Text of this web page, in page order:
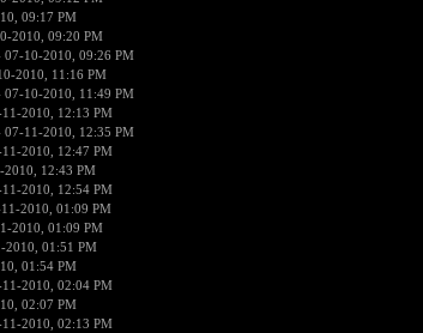
09:17 PM
2010, 09:20 PM
10-2010, 09:26 PM
2010, 11:16 PM
10-2010, 11:49 PM
2010, 12:13 PM
11-2010, 12:35 PM
2010, 12:47 PM
12:43 PM
2010, 12:54 PM
2010, 01:09 PM
2010, 01:09 PM
01:51 PM
01:54 PM
2010, 02:04 PM
02:07 PM
2010, 02:13 PM